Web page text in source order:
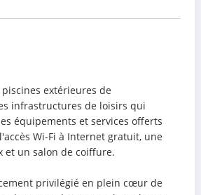
extérieures de
infrastructures de loisirs qui
équipements et services offerts
Wi-Fi à Internet gratuit, une
et un salon de coiffure.
privilégié en plein cœur de